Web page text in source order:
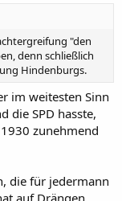
"den
denn schließlich
Hindenburgs.
im weitesten Sinn
die SPD hasste,
zunehmend
die für jedermann
auf Drängen